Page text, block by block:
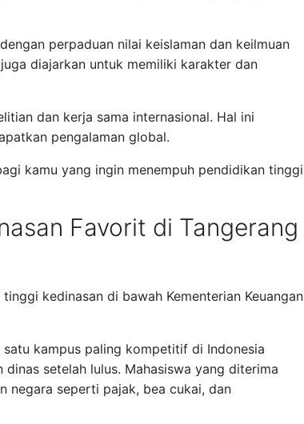
perpaduan nilai keislaman dan keilmuan
diajarkan untuk memiliki karakter dan
dan kerja sama internasional. Hal ini
pengalaman global.
kamu yang ingin menempuh pendidikan tinggi
Favorit di Tangerang
kedinasan di bawah Kementerian Keuangan
satu kampus paling kompetitif di Indonesia
setelah lulus. Mahasiswa yang diterima
negara seperti pajak, bea cukai, dan